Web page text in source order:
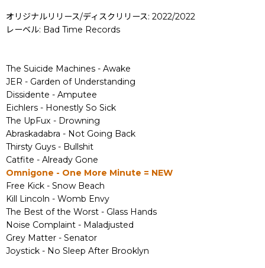
オリジナルリリース/ディスクリリース: 2022/2022
レーベル: Bad Time Records
The Suicide Machines - Awake
JER - Garden of Understanding
Dissidente - Amputee
Eichlers - Honestly So Sick
The UpFux - Drowning
Abraskadabra - Not Going Back
Thirsty Guys - Bullshit
Catfite - Already Gone
Omnigone - One More Minute = NEW
Free Kick - Snow Beach
Kill Lincoln - Womb Envy
The Best of the Worst - Glass Hands
Noise Complaint - Maladjusted
Grey Matter - Senator
Joystick - No Sleep After Brooklyn